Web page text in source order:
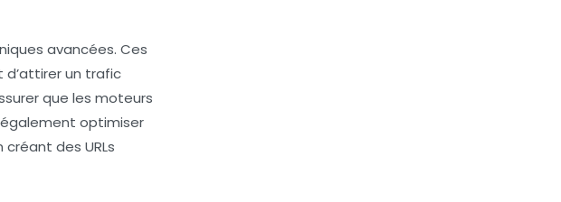
avancées. Ces
un trafic
que les moteurs
optimiser
des URLs